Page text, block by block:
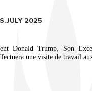
2025
Donald Trump, Son
une visite de travail